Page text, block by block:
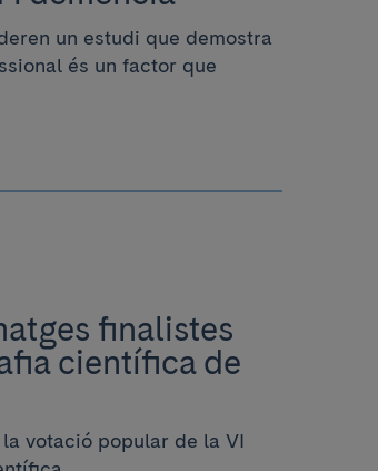
un estudi que demostra
és un factor que
finalistes
científica de
votació popular de la VI